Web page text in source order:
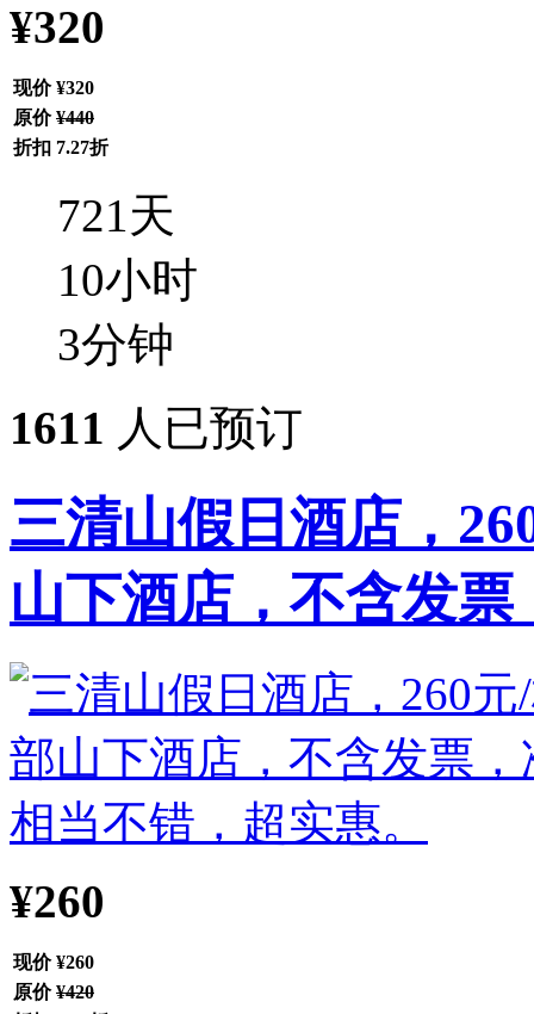
¥320
现价 ¥320
原价 ¥440
折扣 7.27折
721天
10小时
3分钟
1611 人已预订
三清山假日酒店，
山下酒店，不含发票
¥260
现价 ¥260
原价 ¥420